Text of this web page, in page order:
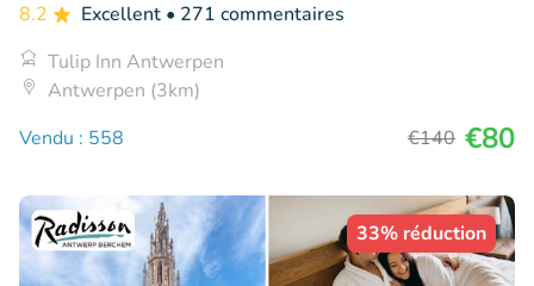
8.2 Excellent • 271 commentaires
Tulip Inn Antwerpen
Antwerpen (3km)
Vendu : 558
€140 €80
33% réduction